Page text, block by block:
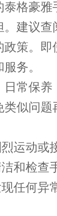
豪雅
。建议
政策。
务。
常保养
问题
动或接
检查手
何异常